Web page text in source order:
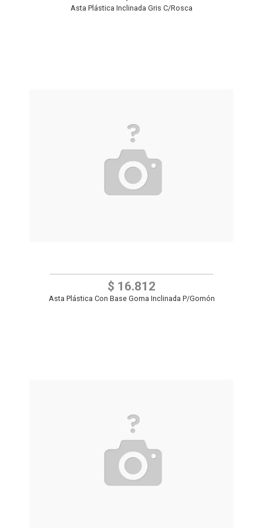
Asta Plástica Inclinada Gris C/Rosca
$ 16.812
Asta Plástica Con Base Goma Inclinada P/Gomón